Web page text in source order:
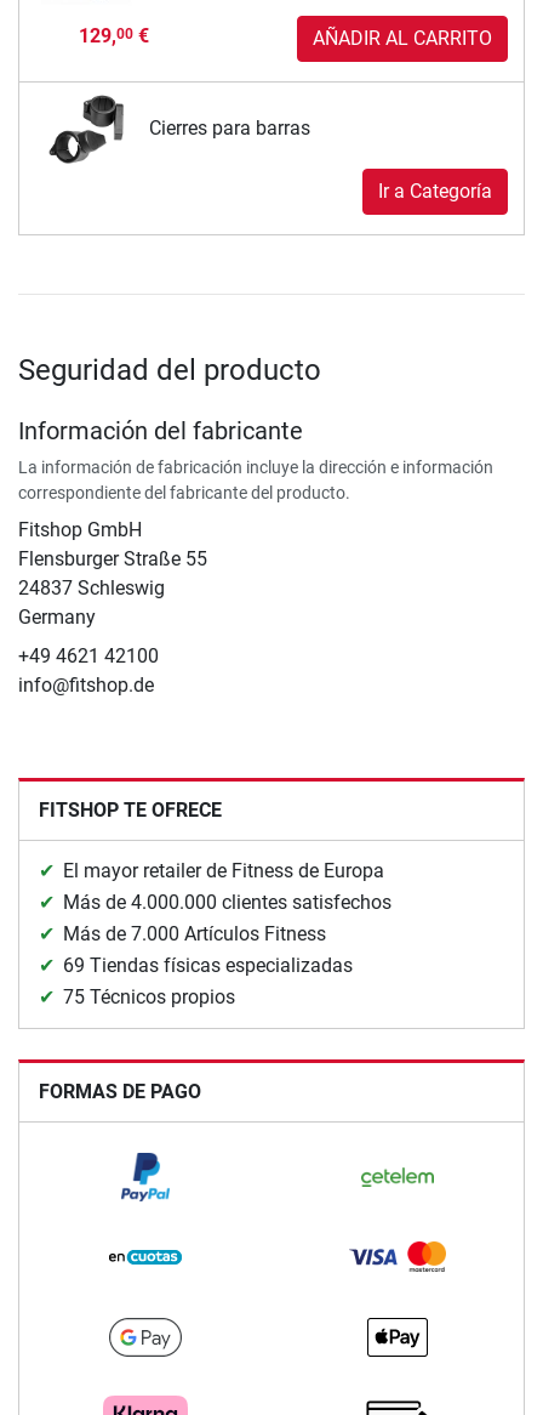
129,00€ AÑADIR AL CARRITO
Cierres para barras
Ir a Categoría
Seguridad del producto
Información del fabricante
La información de fabricación incluye la dirección e información
correspondiente del fabricante del producto.
Fitshop GmbH
Flensburger Straße 55
24837 Schleswig
Germany
+49 4621 42100
info@fitshop.de
FITSHOP TE OFRECE
El mayor retailer de Fitness de Europa
Más de 4.000.000 clientes satisfechos
Más de 7.000 Artículos Fitness
69 Tiendas físicas especializadas
75 Técnicos propios
FORMAS DE PAGO